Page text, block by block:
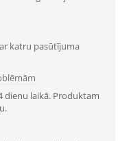
katru pasūtījuma
dienu laikā. Produktam